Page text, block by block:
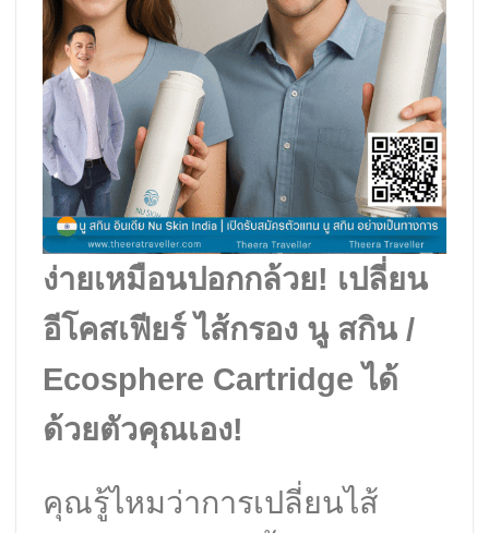
ง่ายเหมือนปอกกล้วย! เปลี่ยน
อีโคสเฟียร์ ไส้กรอง นู สกิน /
Ecosphere Cartridge ได้
ด้วยตัวคุณเอง!
คุณรู้ไหมว่าการเปลี่ยนไส้